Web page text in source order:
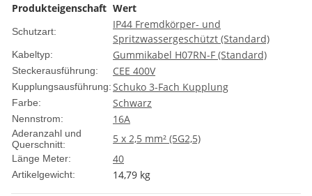
Produkteigenschaft Wert
Schutzart:
IP44 Fremdkörper- und
Spritzwassergeschützt (Standard)
Kabeltyp: Gummikabel H07RN-F (Standard)
Steckerausführung: CEE 400V
Kupplungsausführung:Schuko 3-Fach Kupplung
Farbe: Schwarz
Nennstrom: 16A
Aderanzahl und
Querschnitt:
5 x 2,5 mm² (5G2,5)
Länge Meter: 40
Artikelgewicht: 14,79 kg